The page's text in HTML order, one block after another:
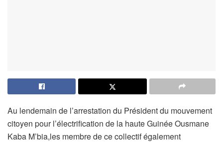
Au lendemain de l’arrestation du Président du mouvement
citoyen pour l’électrification de la haute Guinée Ousmane
Kaba M’bia,les membre de ce collectif également